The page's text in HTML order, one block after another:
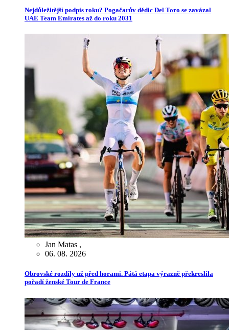
Nejdůležitější podpis roku? Pogačarův dědic Del Toro se zavázal
UAE Team Emirates až do roku 2031
Jan Matas ,
06. 08. 2026
Obrovské rozdíly už před horami. Pátá etapa výrazně překreslila
pořadí ženské Tour de France